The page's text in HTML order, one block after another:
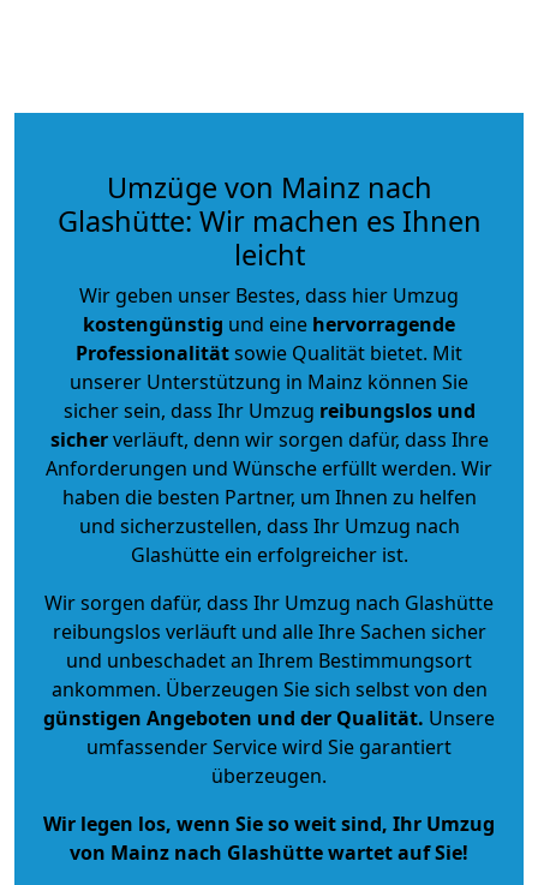
Umzüge von Mainz nach
Glashütte: Wir machen es Ihnen
leicht
Wir geben unser Bestes, dass hier Umzug
kostengünstig und eine hervorragende
Professionalitätsowie Qualität bietet. Mit
unserer Unterstützung in Mainz können Sie
sicher sein, dass Ihr Umzug reibungslos und
sicherverläuft, denn wir sorgen dafür, dass Ihre
Anforderungen und Wünsche erfüllt werden. Wir
haben die besten Partner, um Ihnen zu helfen
und sicherzustellen, dass Ihr Umzug nach
Glashütte ein erfolgreicher ist.
Wir sorgen dafür, dass Ihr Umzug nach Glashütte
reibungslos verläuft und alle Ihre Sachen sicher
und unbeschadet an Ihrem Bestimmungsort
ankommen. Überzeugen Sie sich selbst von den
günstigen Angeboten und der Qualität. Unsere
umfassender Service wird Sie garantiert
überzeugen.
Wir legen los, wenn Sie so weit sind, Ihr Umzug
von Mainz nach Glashütte wartet auf Sie!